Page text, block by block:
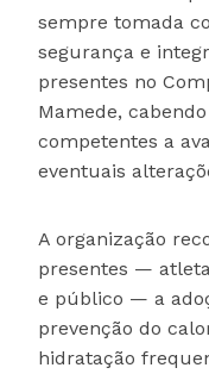
sempre tomada
segurança e
presentes no
Mamede,
competentes a
eventuais
A organização
presentes —
e público — a
prevenção do
hidratação